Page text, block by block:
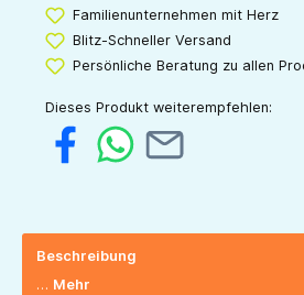
Familienunternehmen mit Herz
Blitz-Schneller Versand
Persönliche Beratung zu allen
Dieses Produkt weiterempfehlen:
Beschreibung
… Mehr